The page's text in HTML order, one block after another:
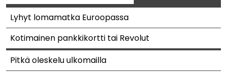
Lyhyt lomamatka Euroopassa
Kotimainen pankkikortti tai Revolut
Pitkä oleskelu ulkomailla